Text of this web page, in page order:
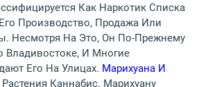
Как Наркотик Списка
Производство, Продажа Или
Несмотря На Это, Он По-Прежнему
Владивостоке, И Многие
Его На Улицах. Марихуана И
Каннабис. Марихуану